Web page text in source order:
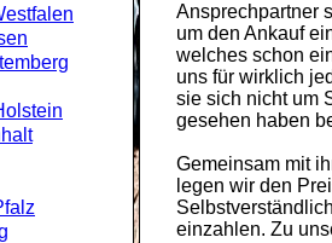
Ansprechpartner
um den Ankauf
welches schon
uns für wirklich
sie sich nicht um
gesehen haben
Gemeinsam mit
legen wir den
einzahlen. Zu